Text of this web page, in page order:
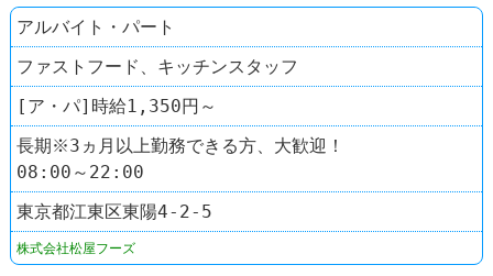
アルバイト・パート
ファストフード、キッチンスタッフ
[ア・パ]時給1,350円～
長期※3ヵ月以上勤務できる方、大歓迎！
08:00～22:00
東京都江東区東陽4-2-5
株式会社松屋フーズ